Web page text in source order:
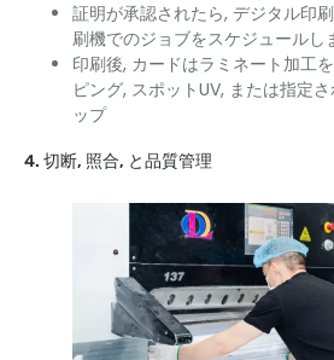
証明が承認されたら, デジタル印
刷機でのジョブをスケジュールし
印刷後, カードはラミネート加工
ピング, スポットUV, または指定
ップ
4. 切断, 照合, と品質管理